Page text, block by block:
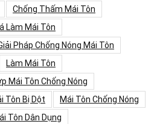
Chống Thấm Mái Tôn
Làm Mái Tôn
Pháp Chống Nóng Mái Tôn
Làm Mái Tôn
Mái Tôn Chống Nóng
Tôn Bị Dột
Mái Tôn Chống Nóng
Tôn Dân Dụng